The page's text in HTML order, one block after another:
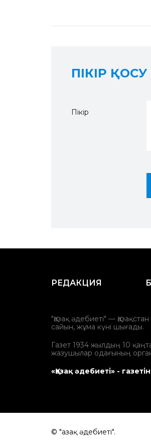
ПІКІР ҚОСУ
Пікір
РЕДАКЦИЯ
"Қазақ әдебиеті" —
сайын, жұма күні шығады.
Газет 1934 жылдың 10
жазушылар одағының
«Қазақ әдебиеті» -
© "Қазақ әдебиеті".